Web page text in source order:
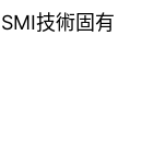
SMI技術固有